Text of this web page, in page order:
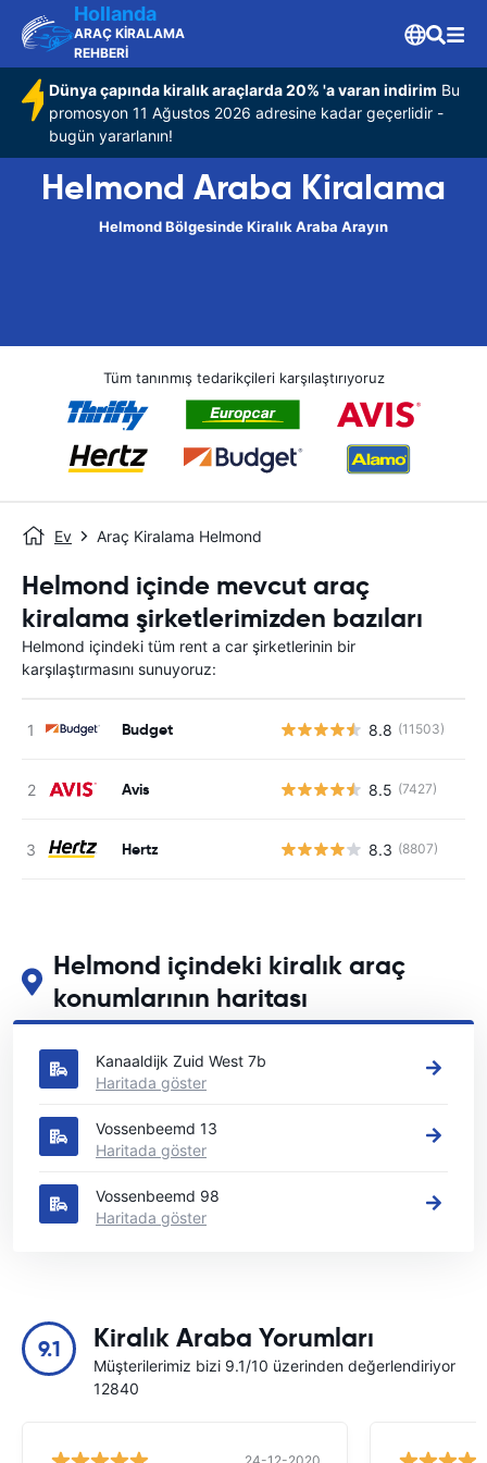
Hollanda
ARAÇ KİRALAMA
REHBERİ
Dünya çapında kiralık araçlarda 20% 'a varan indirim Bu
promosyon 11 Ağustos 2026 adresine kadar geçerlidir -
bugün yararlanın!
Helmond Araba Kiralama
Helmond Bölgesinde Kiralık Araba Arayın
Tüm tanınmış tedarikçileri karşılaştırıyoruz
Ev Araç Kiralama Helmond
Helmond içinde mevcut araç
kiralama şirketlerimizden bazıları
Helmond içindeki tüm rent a car şirketlerinin bir
karşılaştırmasını sunuyoruz:
Budget 8.8 (11503)
Avis 8.5 (7427)
Hertz 8.3 (8807)
Helmond içindeki kiralık araç
konumlarının haritası
Helmond içindeki başlıca araç kiralama yerlerimizi görün
Kanaaldijk Zuid West 7b
Haritada göster
Vossenbeemd 13
Haritada göster
Vossenbeemd 98
Haritada göster
9.1 Kiralık Araba Yorumları
Müşterilerimiz bizi 9.1/10 üzerinden değerlendiriyor
12840